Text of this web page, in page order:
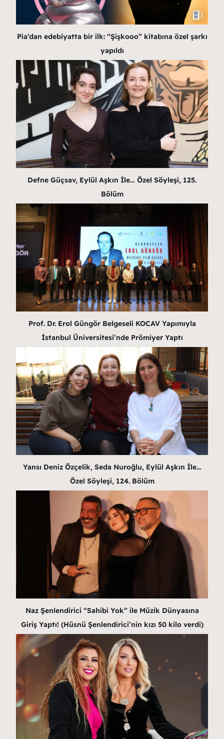
Pia’dan edebiyatta bir ilk: “Şişkooo” kitabına özel şarkı
yapıldı
Defne Güçsav, Eylül Aşkın İle… Özel Söyleşi, 125.
Bölüm
Prof. Dr. Erol Güngör Belgeseli KOCAV Yapımıyla
İstanbul Üniversitesi’nde Prömiyer Yaptı
Yansı Deniz Özçelik, Seda Nuroğlu, Eylül Aşkın İle…
Özel Söyleşi, 124. Bölüm
Naz Şenlendirici “Sahibi Yok” ile Müzik Dünyasına
Giriş Yaptı! (Hüsnü Şenlendirici’nin kızı 50 kilo verdi)